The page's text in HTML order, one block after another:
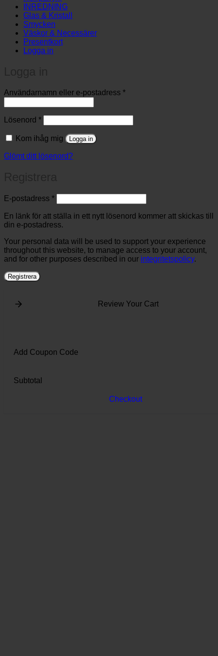
INREDNING
Glas & Kristall
Smycken
Väskor & Necessärer
Presentkort
Logga in
Användarnamn eller e-postadress *Obligatoriskt
Lösenord *Obligatoriskt
Kom ihåg mig Logga in
Glömt ditt lösenord?
E-postadress *Obligatoriskt
En länk för att ställa in ett nytt lösenord kommer att skickas till
din e-postadress.
Your personal data will be used to support your experience
throughout this website, to manage access to your account,
and for other purposes described in our integritetspolicy.
Registrera
Review Your Cart
Add Coupon Code
Subtotal
Checkout